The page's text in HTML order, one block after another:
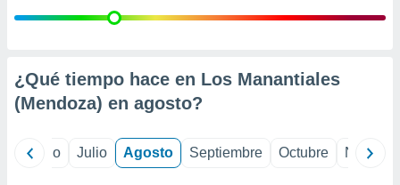
de¿Qué tiempo hace en Los Manantiales
(Mendoza) en agosto?
Junio Julio Agosto Septiembre Octubre